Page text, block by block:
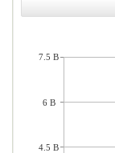
7.5 B
6 B
4.5 B